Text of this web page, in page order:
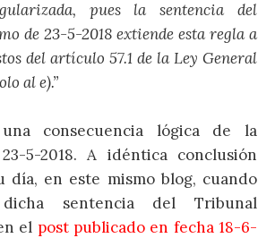
pues la sentencia del
de 23-5-2018 extiende esta regla a
del artículo 57.1 de la Ley General
al e).”
consecuencia lógica de la
5-2018. A idéntica conclusión
día, en este mismo blog, cuando
dicha sentencia del Tribunal
el post publicado en fecha 18-6-